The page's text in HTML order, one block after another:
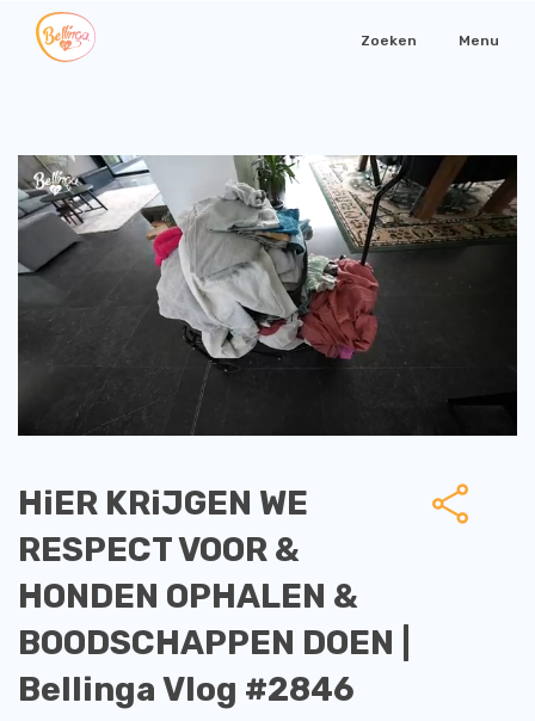
Zoeken Menu
HiER KRiJGEN WE
RESPECT VOOR &
HONDEN OPHALEN &
BOODSCHAPPEN DOEN |
Bellinga Vlog #2846